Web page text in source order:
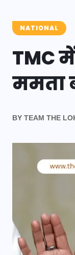
NATIONAL
TMC
ममता
BY TEAM THE